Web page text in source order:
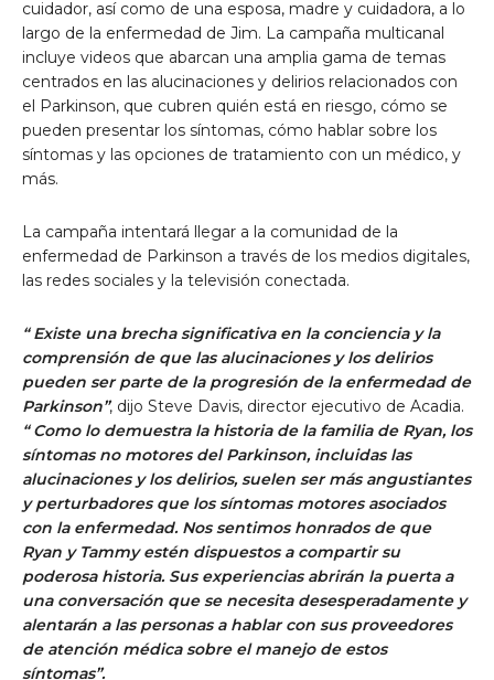
cuidador, así como de una esposa, madre y cuidadora, a lo
largo de la enfermedad de Jim. La campaña multicanal
incluye videos que abarcan una amplia gama de temas
centrados en las alucinaciones y delirios relacionados con
el Parkinson, que cubren quién está en riesgo, cómo se
pueden presentar los síntomas, cómo hablar sobre los
síntomas y las opciones de tratamiento con un médico, y
más.
La campaña intentará llegar a la comunidad de la
enfermedad de Parkinson a través de los medios digitales,
las redes sociales y la televisión conectada.
“Existe una brecha significativa en la conciencia y la
comprensión de que las alucinaciones y los delirios
pueden ser parte de la progresión de la enfermedad de
Parkinson”, dijo Steve Davis, director ejecutivo de Acadia.
“Como lo demuestra la historia de la familia de Ryan, los
síntomas no motores del Parkinson, incluidas las
alucinaciones y los delirios, suelen ser más angustiantes
y perturbadores que los síntomas motores asociados
con la enfermedad. Nos sentimos honrados de que
Ryan y Tammy estén dispuestos a compartir su
poderosa historia. Sus experiencias abrirán la puerta a
una conversación que se necesita desesperadamente y
alentarán a las personas a hablar con sus proveedores
de atención médica sobre el manejo de estos
síntomas”.